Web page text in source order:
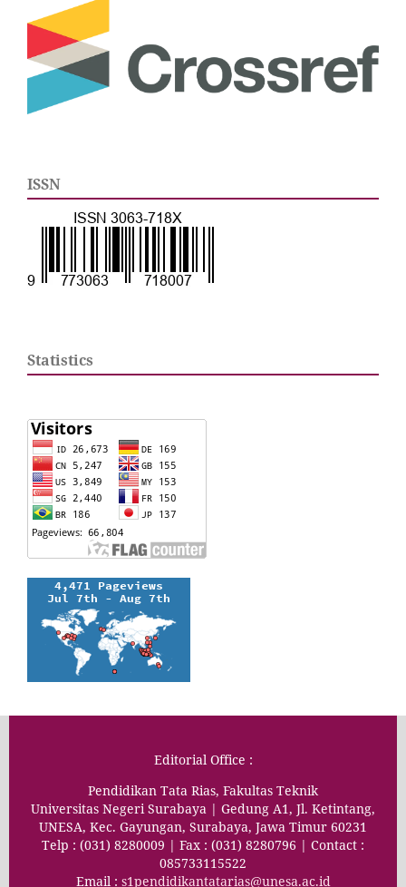
ISSN
Statistics
Editorial Office :
Pendidikan Tata Rias, Fakultas Teknik
Universitas Negeri Surabaya | Gedung A1, Jl. Ketintang,
UNESA, Kec. Gayungan, Surabaya, Jawa Timur 60231
Telp : (031) 8280009 | Fax : (031) 8280796 | Contact :
085733115522
Email : s1pendidikantatarias@unesa.ac.id